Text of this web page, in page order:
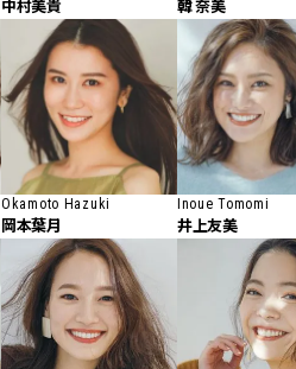
中村美貴 韓 奈美
Okamoto Hazuki
岡本葉月
Inoue Tomomi
井上友美